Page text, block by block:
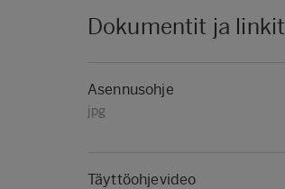
Dokumentit ja linkit
Asennusohje
jpg
Täyttöohjevideo